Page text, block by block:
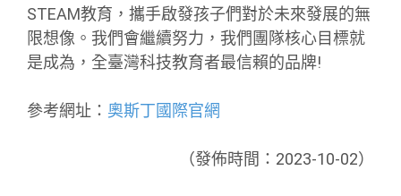
STEAM教育，攜手啟發孩子們對於未來發展的無
限想像。我們會繼續努力，我們團隊核心目標就
是成為，全臺灣科技教育者最信賴的品牌!
參考網址： 奧斯丁國際官網
（發佈時間：2023-10-02）